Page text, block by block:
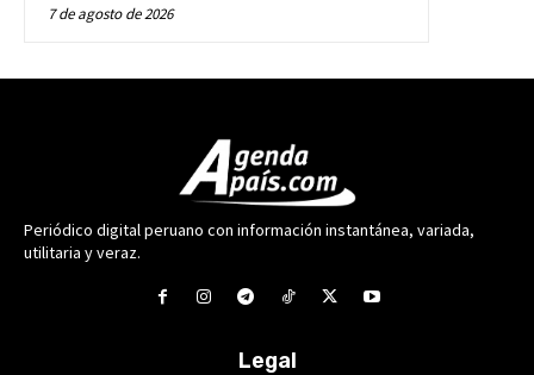
7 de agosto de 2026
Periódico digital peruano con información instantánea, variada,
utilitaria y veraz.
Legal